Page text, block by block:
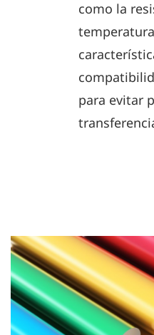
como la
para evitar